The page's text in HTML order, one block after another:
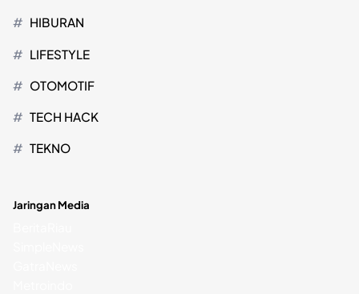
HIBURAN
LIFESTYLE
OTOMOTIF
TECH HACK
TEKNO
Jaringan Media